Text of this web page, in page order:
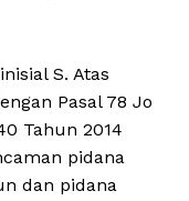
S. Atas
Pasal 78 Jo
Tahun 2014
pidana
dan pidana